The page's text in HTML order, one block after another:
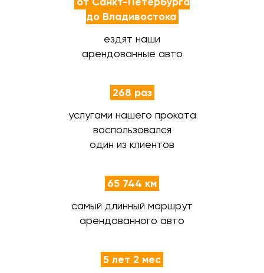
до Владивостока
ездят наши
арендованные авто
268 раз
услугами нашего проката
воспользовался
один из клиентов
65 744 км
самый длинный маршрут
арендованного авто
5 лет 2 мес